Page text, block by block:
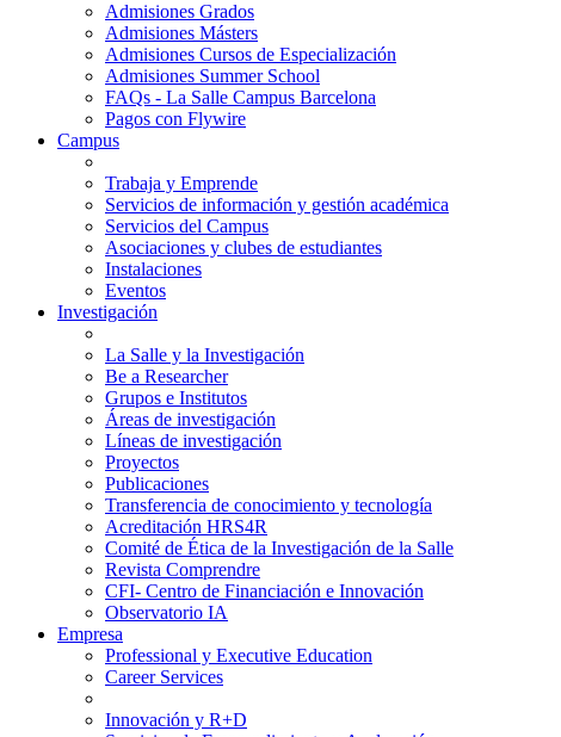
Admisiones Grados
Admisiones Másters
Admisiones Cursos de Especialización
Admisiones Summer School
FAQs - La Salle Campus Barcelona
Pagos con Flywire
Campus
Trabaja y Emprende
Servicios de información y gestión académica
Servicios del Campus
Asociaciones y clubes de estudiantes
Instalaciones
Eventos
Investigación
La Salle y la Investigación
Be a Researcher
Grupos e Institutos
Áreas de investigación
Líneas de investigación
Proyectos
Publicaciones
Transferencia de conocimiento y tecnología
Acreditación HRS4R
Comité de Ética de la Investigación de la Salle
Revista Comprendre
CFI- Centro de Financiación e Innovación
Observatorio IA
Empresa
Professional y Executive Education
Career Services
Innovación y R+D